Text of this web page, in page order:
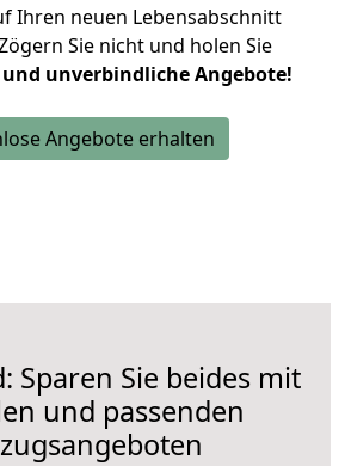
Ihren neuen Lebensabschnitt
Sie nicht und holen Sie
unverbindliche Angebote!
Angebote erhalten
Sparen Sie beides mit
und passenden